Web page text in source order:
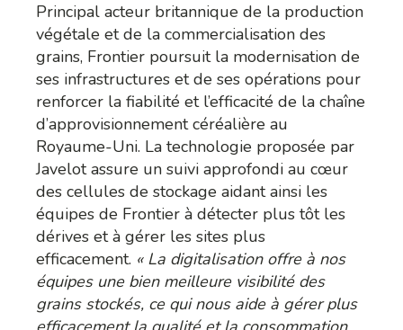
Principal acteur britannique de la production
végétale et de la commercialisation des
grains, Frontier poursuit la modernisation de
ses infrastructures et de ses opérations pour
renforcer la fiabilité et l’efficacité de la chaîne
d’approvisionnement céréalière au
Royaume-Uni. La technologie proposée par
Javelot assure un suivi approfondi au cœur
des cellules de stockage aidant ainsi les
équipes de Frontier à détecter plus tôt les
dérives et à gérer les sites plus
efficacement. « La digitalisation offre à nos
équipes une bien meilleure visibilité des
grains stockés, ce qui nous aide à gérer plus